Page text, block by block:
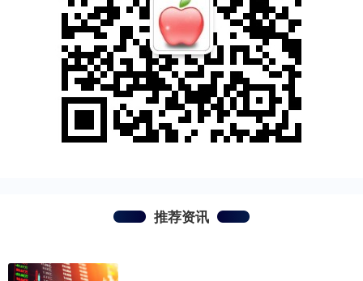
推荐资讯